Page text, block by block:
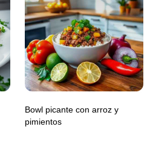
Bowl picante con arroz y
pimientos